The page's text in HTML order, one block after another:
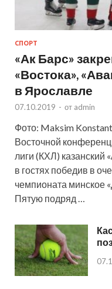
СПОРТ
«Ак Барс»
«Востока»,
в Ярославле
07.10.2019 - от admin
Фото: Maksim
Восточной
лиги (КХЛ) казанский
в гостях победив в
чемпионата минское
Пятую подряд …